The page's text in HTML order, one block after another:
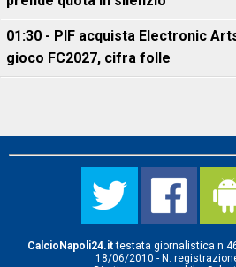
01:30 - PIF acquista Electronic
gioco FC2027, cifra folle
CalcioNapoli24.ittestata giornalistica
18/06/2010 - N.